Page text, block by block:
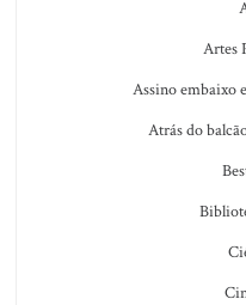
Artes
Assino embaixo
Atrás do